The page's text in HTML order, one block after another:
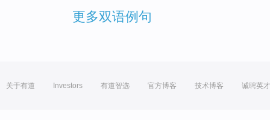
更多双语例句
关于有道 Investors 有道智选 官方博客 技术博客 诚聘英才